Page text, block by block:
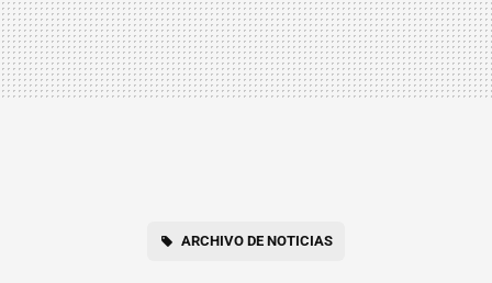
ARCHIVO DE NOTICIAS